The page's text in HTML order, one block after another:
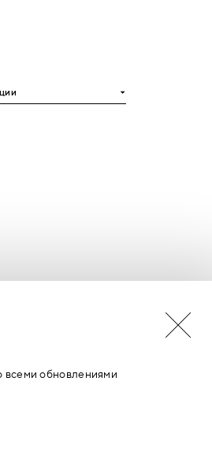
БУДЬ В КУРСЕ НОВОСТЕЙ
всеми обновлениями